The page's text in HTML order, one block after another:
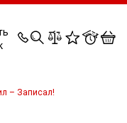
0 0 0 0
– Записал!